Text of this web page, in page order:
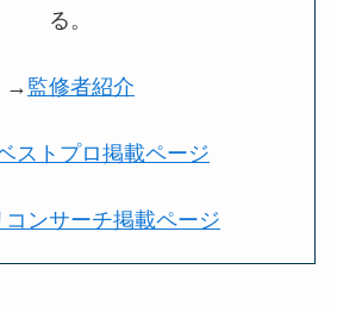
る。
→ 監修者紹介
ストプロ掲載ページ
コンサーチ掲載ページ